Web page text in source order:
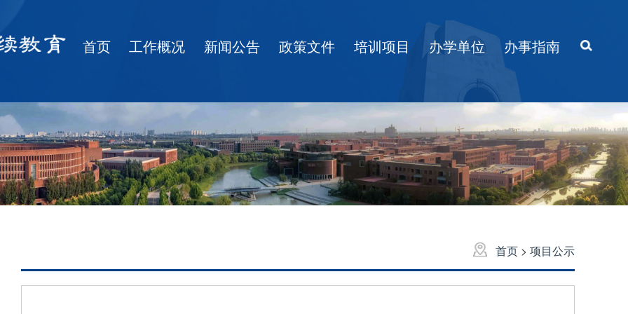
首页 工作概况 新闻公告 政策文件 培训项目 办学单位 办事指南
首页 > 项目公示